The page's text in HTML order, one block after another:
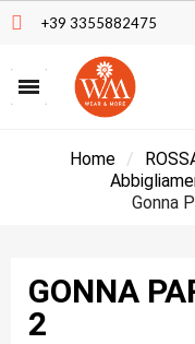
+39 3355882475
Home
Gonna
GONNA
2